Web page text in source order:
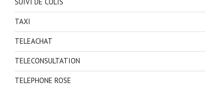
SUIVI DE COLIS
TAXI
TELEACHAT
TELECONSULTATION
TELEPHONE ROSE